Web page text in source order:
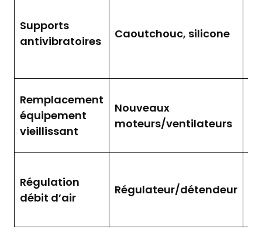
Supports
antivibratoires
Caoutchouc, silicone
Remplacement
équipement
vieillissant
Nouveaux
moteurs/ventilateurs
Régulation
débit d’air
Régulateur/détendeur